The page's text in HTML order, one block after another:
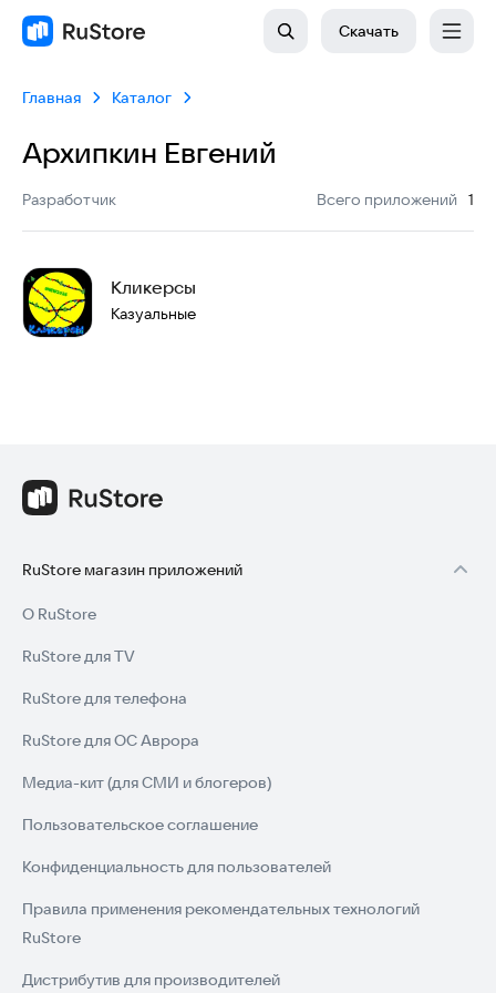
Скачать
Главная Каталог
Архипкин Евгений
Разработчик Всего приложений
: 1
Кликерсы
Казуальные
RuStore магазин приложений
О RuStore
RuStore для TV
RuStore для телефона
RuStore для ОС Аврора
Медиа-кит (для СМИ и блогеров)
Пользовательское соглашение
Конфиденциальность для пользователей
Правила применения рекомендательных технологий
RuStore
Дистрибутив для производителей